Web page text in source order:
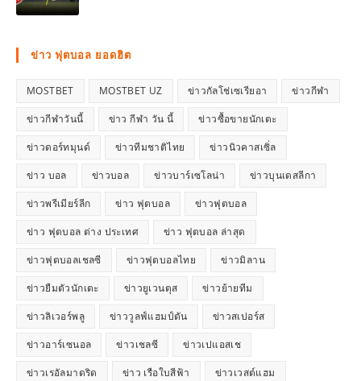
ข่าว ฟุตบอล ยอดฮิต
MOSTBET MOSTBET UZ ข่าวกัลโช่เซเรียอา ข่าวกีฬา
ข่าวกีฬาวันนี้ ข่าว กีฬา วัน นี้ ข่าวซื้อขายนักเตะ
ข่าวดอร์ทมุนด์ ข่าวทีมชาติไทย ข่าวนิวคาสเซิ่ล
ข่าว บอล ข่าวบอล ข่าวบาร์เซโลน่า ข่าวบุนเดสลีกา
ข่าวพรีเมียร์ลีก ข่าว ฟุตบอล ข่าวฟุตบอล
ข่าว ฟุตบอล ต่าง ประเทศ ข่าว ฟุตบอล ล่าสุด
ข่าวฟุตบอลเชลซี ข่าวฟุตบอลไทย ข่าวมิลาน
ข่าวยืมตัวนักเตะ ข่าวยูเวนตุส ข่าวย้ายทีม
ข่าวลิเวอร์พลู ข่าววูลฟ์แฮมป์ตัน ข่าวสเปอร์ส
ข่าวอาร์เซนอล ข่าวเชลซี ข่าวเปแอสเช
ข่าวเรอัลมาดริด ข่าว เรือใบสีฟ้า ข่าวเวสต์แฮม